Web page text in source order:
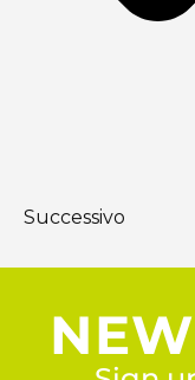
Successivo